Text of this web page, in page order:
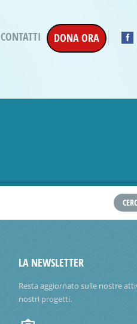
CONTATTI DONA ORA
LA NEWSLETTER
Resta aggiornato sulle nostre
nostri progetti.